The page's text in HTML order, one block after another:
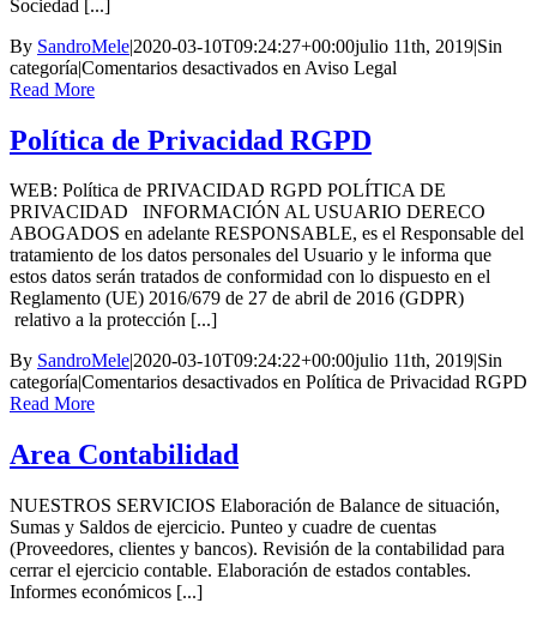
Sociedad [...]
By SandroMele|2020-03-10T09:24:27+00:00julio 11th, 2019|Sin
categoría|Comentarios desactivados en Aviso Legal
Read More
Política de Privacidad RGPD
WEB: Política de PRIVACIDAD RGPD POLÍTICA DE
PRIVACIDAD INFORMACIÓN AL USUARIO DERECO
ABOGADOS en adelante RESPONSABLE, es el Responsable del
tratamiento de los datos personales del Usuario y le informa que
estos datos serán tratados de conformidad con lo dispuesto en el
Reglamento (UE) 2016/679 de 27 de abril de 2016 (GDPR)
relativo a la protección [...]
By SandroMele|2020-03-10T09:24:22+00:00julio 11th, 2019|Sin
categoría|Comentarios desactivados en Política de Privacidad RGPD
Read More
Area Contabilidad
NUESTROS SERVICIOS Elaboración de Balance de situación,
Sumas y Saldos de ejercicio. Punteo y cuadre de cuentas
(Proveedores, clientes y bancos). Revisión de la contabilidad para
cerrar el ejercicio contable. Elaboración de estados contables.
Informes económicos [...]